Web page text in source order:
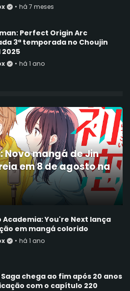
• há 7 meses
Perfect Origin Arc
3ª temporada no Choujin
2025
• há 1 ano
Novo mangá de Jin
em 8 de agosto na
Academia: You're Next lança
em mangá colorido
• há 1 ano
chega ao fim após 20 anos
com o capítulo 220